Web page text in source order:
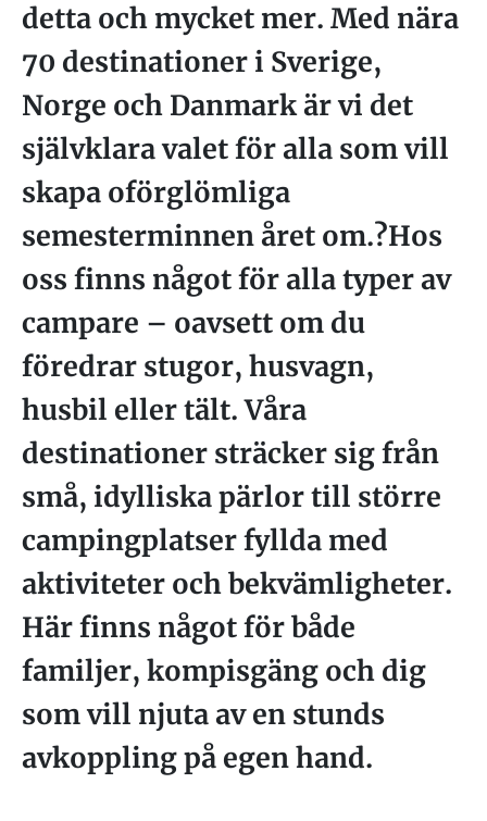
detta och mycket mer. Med nära
70 destinationer i Sverige,
Norge och Danmark är vi det
självklara valet för alla som vill
skapa oförglömliga
semesterminnen året om.?Hos
oss finns något för alla typer av
campare – oavsett om du
föredrar stugor, husvagn,
husbil eller tält. Våra
destinationer sträcker sig från
små, idylliska pärlor till större
campingplatser fyllda med
aktiviteter och bekvämligheter.
Här finns något för både
familjer, kompisgäng och dig
som vill njuta av en stunds
avkoppling på egen hand.